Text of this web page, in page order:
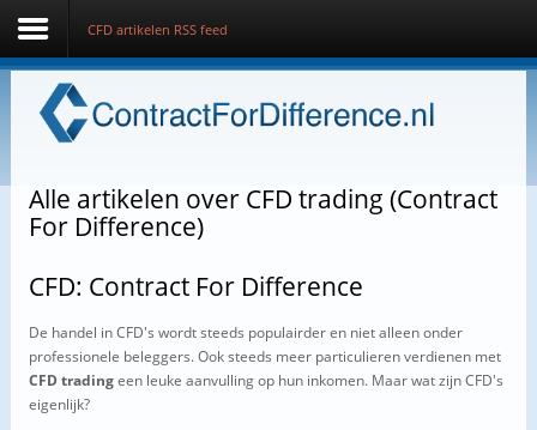
Home
Hoe werkt CFD trading?
Zelf handelen in CFD's
CFD brokers
CFD artikelen
CFD artikelen RSS feed
Alle artikelen over CFD trading (Contract
For Difference)
CFD: Contract For Difference
De handel in CFD's wordt steeds populairder en niet alleen onder
professionele beleggers. Ook steeds meer particulieren verdienen met
CFD tradingeen leuke aanvulling op hun inkomen. Maar wat zijn CFD's
eigenlijk?